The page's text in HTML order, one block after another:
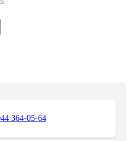
364-05-64